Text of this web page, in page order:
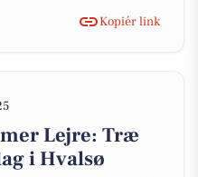
Kopiér link
Lejre: Træ
i Hvalsø